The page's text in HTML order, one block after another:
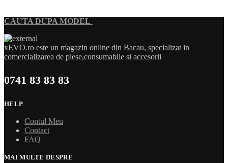
CAUTA DUPA MODEL
xEVO.ro este un magazin online din Bacau, specializat in
comercializarea de piese,consumabile si accesorii
0741 83 83 83
HELP
Contul Meu
Contact
FAQ
MAI MULTE DESPRE